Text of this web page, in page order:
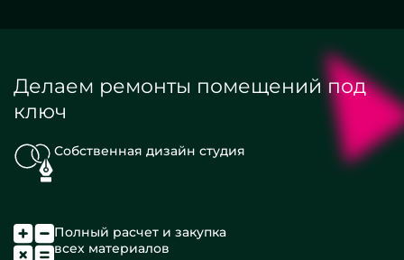
Делаем ремонты помещений под
ключ
Собственная дизайн студия
Полный расчет и закупка
всех материалов